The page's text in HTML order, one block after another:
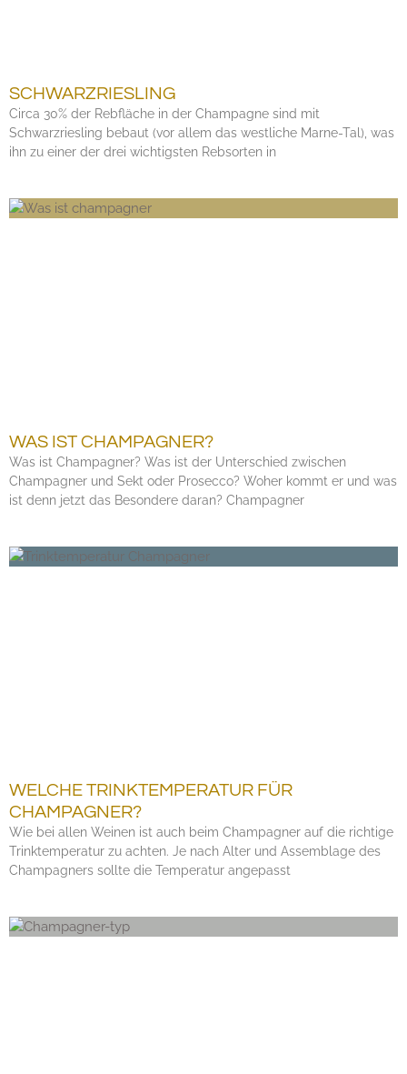
SCHWARZRIESLING
Circa 30% der Rebfläche in der Champagne sind mit
Schwarzriesling bebaut (vor allem das westliche Marne-Tal), was
ihn zu einer der drei wichtigsten Rebsorten in
WAS IST CHAMPAGNER?
Was ist Champagner? Was ist der Unterschied zwischen
Champagner und Sekt oder Prosecco? Woher kommt er und was
ist denn jetzt das Besondere daran? Champagner
WELCHE TRINKTEMPERATUR FÜR
CHAMPAGNER?
Wie bei allen Weinen ist auch beim Champagner auf die richtige
Trinktemperatur zu achten. Je nach Alter und Assemblage des
Champagners sollte die Temperatur angepasst